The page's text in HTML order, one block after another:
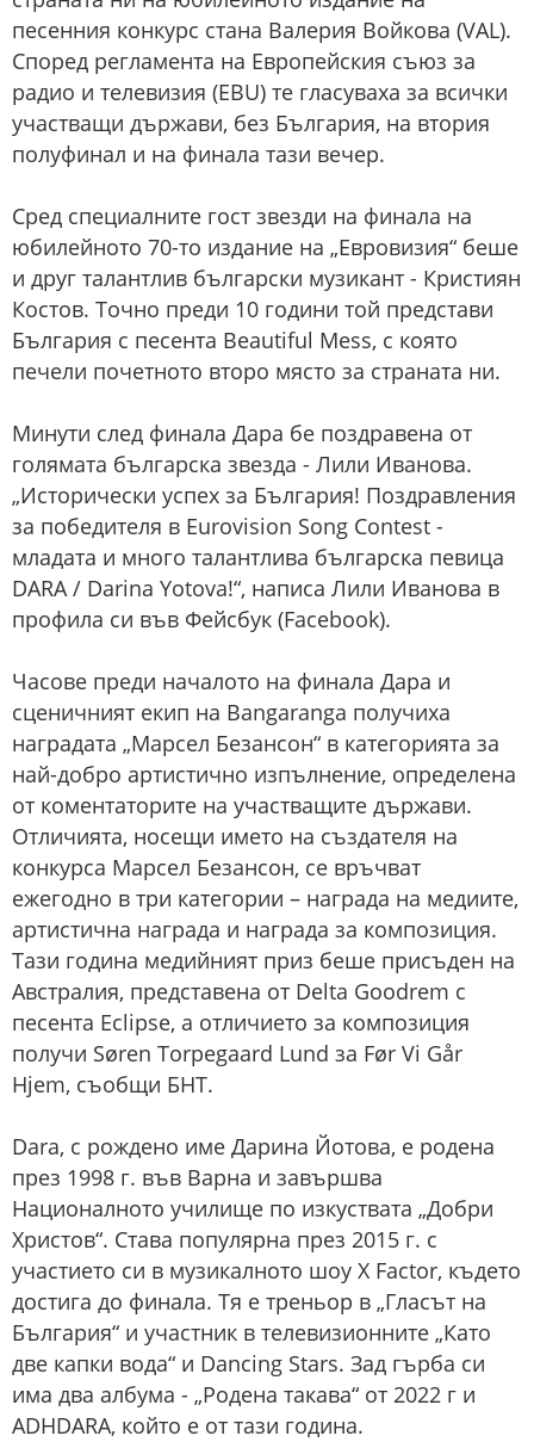
песенния конкурс стана Валерия Войкова (VAL).
Според регламента на Европейския съюз за
радио и телевизия (EBU) те гласуваха за всички
участващи държави, без България, на втория
полуфинал и на финала тази вечер.
Сред специалните гост звезди на финала на
юбилейното 70-то издание на „Евровизия“ беше
и друг талантлив български музикант - Кристиян
Костов. Точно преди 10 години той представи
България с песента Beautiful Mess, с която
печели почетното второ място за страната ни.
Минути след финала Дара бе поздравена от
голямата българска звезда - Лили Иванова.
„Исторически успех за България! Поздравления
за победителя в Eurovision Song Contest -
младата и много талантлива българска певица
DARA / Darina Yotova!“, написа Лили Иванова в
профила си във Фейсбук (Facebook).
Часове преди началото на финала Дара и
сценичният екип на Bangaranga получиха
наградата „Марсел Безансон“ в категорията за
най-добро артистично изпълнение, определена
от коментаторите на участващите държави.
Отличията, носещи името на създателя на
конкурса Марсел Безансон, се връчват
ежегодно в три категории – награда на медиите,
артистична награда и награда за композиция.
Тази година медийният приз беше присъден на
Австралия, представена от Delta Goodrem с
песента Eclipse, а отличието за композиция
получи Søren Torpegaard Lund за Før Vi Går
Hjem, съобщи БНТ.
Dara, с рождено име Дарина Йотова, е родена
през 1998 г. във Варна и завършва
Националното училище по изкуствата „Добри
Христов“. Става популярна през 2015 г. с
участието си в музикалното шоу X Factor, където
достига до финала. Тя е треньор в „Гласът на
България“ и участник в телевизионните „Като
две капки вода“ и Dancing Stars. Зад гърба си
има два албума - „Родена такава“ от 2022 г и
ADHDARA, който е от тази година.